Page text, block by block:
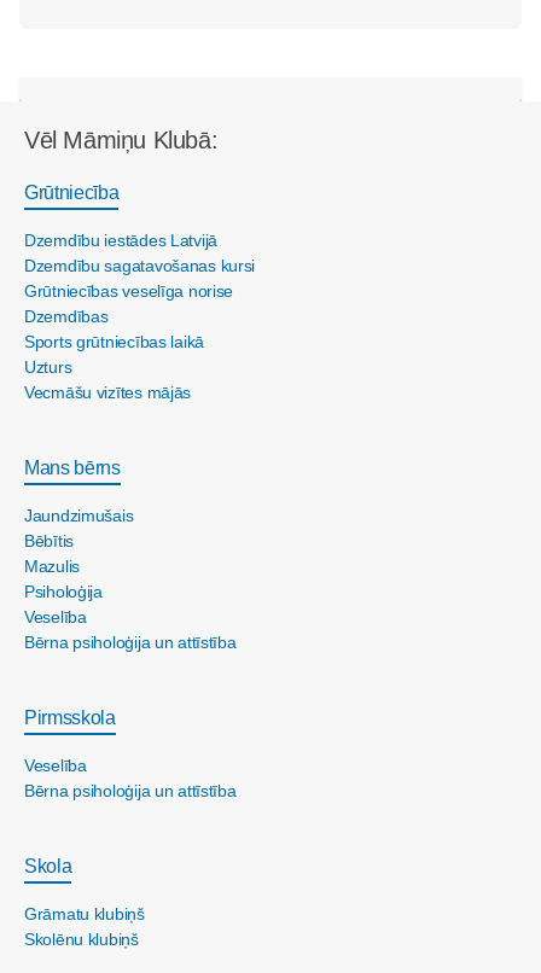
Vēl Māmiņu Klubā:
Grūtniecība
Dzemdību iestādes Latvijā
Dzemdību sagatavošanas kursi
Grūtniecības veselīga norise
Dzemdības
Sports grūtniecības laikā
Uzturs
Vecmāšu vizītes mājās
Mans bērns
Jaundzimušais
Bēbītis
Mazulis
Psiholoģija
Veselība
Bērna psiholoģija un attīstība
Pirmsskola
Veselība
Bērna psiholoģija un attīstība
Skola
Grāmatu klubiņš
Skolēnu klubiņš